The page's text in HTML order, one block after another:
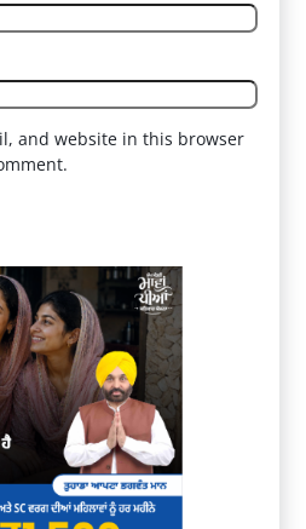
and website in this browser